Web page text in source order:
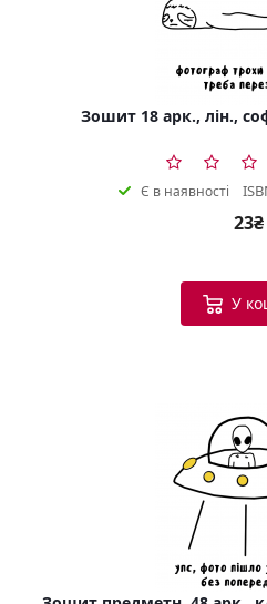
Зошит 18 арк., лін.,
Є в наявності
23₴
У